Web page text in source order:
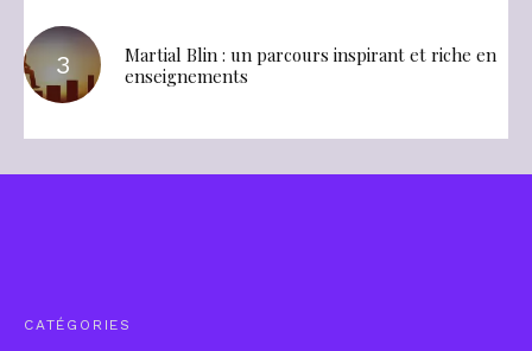
Martial Blin : un parcours inspirant et riche en
enseignements
CATÉGORIES